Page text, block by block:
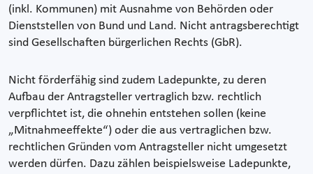
(inkl. Kommunen) mit Ausnahme von Behörden oder
Dienststellen von Bund und Land. Nicht antragsberechtigt
sind Gesellschaften bürgerlichen Rechts (GbR).
Nicht förderfähig sind zudem Ladepunkte, zu deren
Aufbau der Antragsteller vertraglich bzw. rechtlich
verpflichtet ist, die ohnehin entstehen sollen (keine
„Mitnahmeeffekte“) oder die aus vertraglichen bzw.
rechtlichen Gründen vom Antragsteller nicht umgesetzt
werden dürfen. Dazu zählen beispielsweise Ladepunkte,